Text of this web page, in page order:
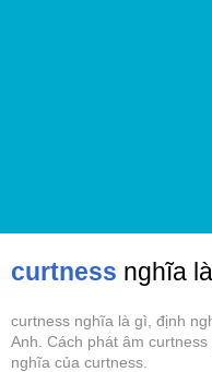
curtness nghĩa
curtness nghĩa là gì, định
Anh. Cách phát âm
nghĩa của curtness.